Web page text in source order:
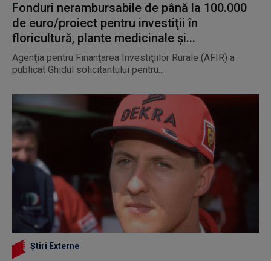
Fonduri nerambursabile de până la 100.000
de euro/proiect pentru investiţii în
floricultură, plante medicinale şi...
Agenţia pentru Finanţarea Investiţiilor Rurale (AFIR) a
publicat Ghidul solicitantului pentru...
Știri Externe